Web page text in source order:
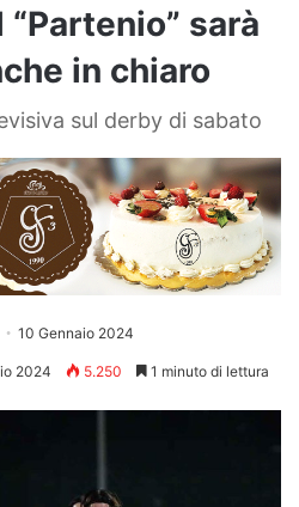
sarà
in chiaro
sul derby di sabato
10 Gennaio 2024
2024 5.250 1 minuto di lettura